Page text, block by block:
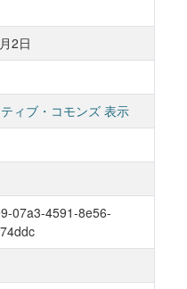
2日
ィブ・コモンズ 表示
07a3-4591-8e56-